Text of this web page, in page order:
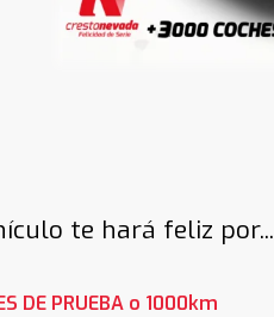
te hará feliz por...
DE PRUEBA o 1000km